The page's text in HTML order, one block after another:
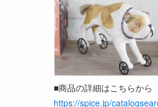
■商品の詳細はこちらから
https://spice.jp/